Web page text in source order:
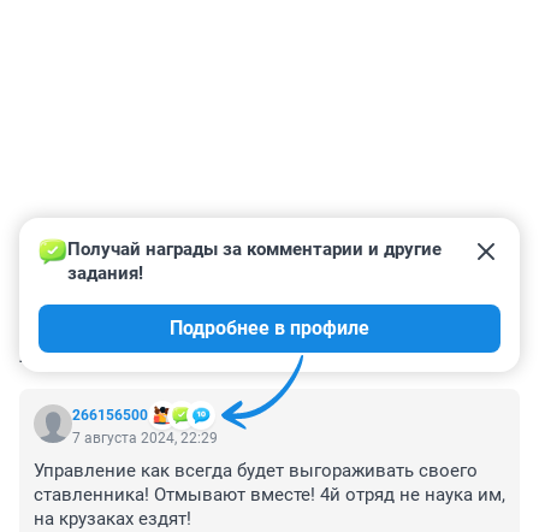
КОММЕНТАРИИ 23
266156500
Получай награды за комментарии и другие
задания!
Подробнее в профиле
7 августа 2024, 22:29
Управление как всегда будет выгораживать своего
ставленника! Отмывают вместе! 4й отряд не наука им,
на крузаках ездят!